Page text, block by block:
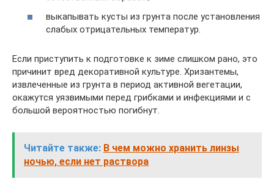
выкапывать кусты из грунта после установления
слабых отрицательных температур.
Если приступить к подготовке к зиме слишком рано, это
причинит вред декоративной культуре. Хризантемы,
извлеченные из грунта в период активной вегетации,
окажутся уязвимыми перед грибками и инфекциями и с
большой вероятностью погибнут.
Читайте также: В чем можно хранить линзы
ночью, если нет раствора